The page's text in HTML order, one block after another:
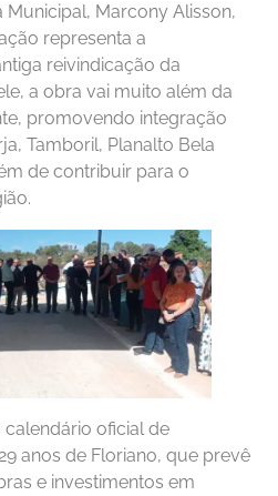
Municipal, Marcony Alisson,
representa a
reivindicação da
a obra vai muito além da
promovendo integração
Tamboril, Planalto Bela
de contribuir para o
oficial de
anos de Floriano, que prevê
e investimentos em